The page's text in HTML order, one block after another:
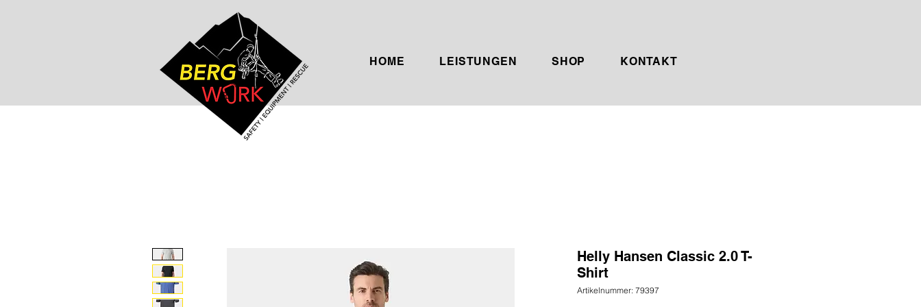
HOME LEISTUNGEN SHOP KONTAKT
Helly Hansen Classic 2.0 T-
Shirt
Artikelnummer: 79397